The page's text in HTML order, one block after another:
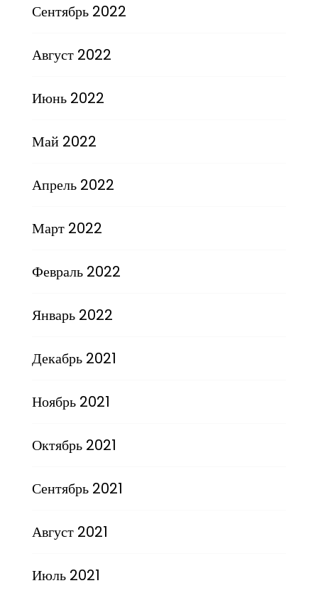
Сентябрь 2022
Август 2022
Июнь 2022
Май 2022
Апрель 2022
Март 2022
Февраль 2022
Январь 2022
Декабрь 2021
Ноябрь 2021
Октябрь 2021
Сентябрь 2021
Август 2021
Июль 2021